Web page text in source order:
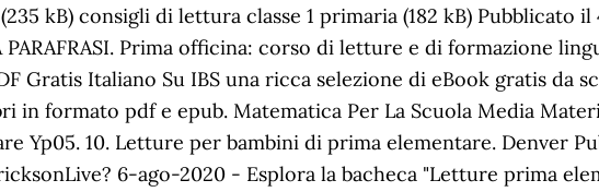
kB) consigli di lettura classe 1 primaria (182 kB) Pubblicato il
Prima officina: corso di letture e di formazione
Gratis Italiano Su IBS una ricca selezione di eBook gratis da
in formato pdf e epub. Matematica Per La Scuola Media
Yp05. 10. Letture per bambini di prima elementare. Denver
6-ago-2020 - Esplora la bacheca "Letture prima